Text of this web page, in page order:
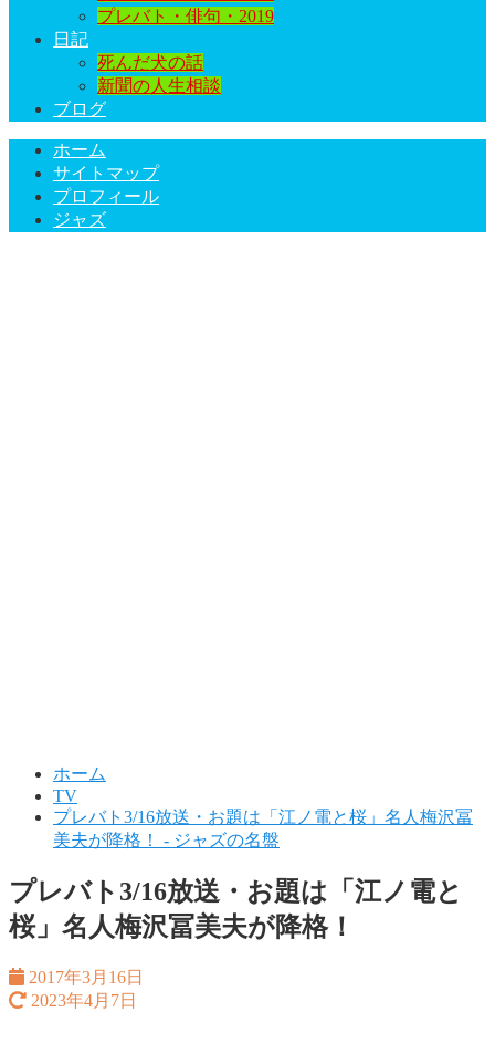
プレバト・俳句・2019
日記
死んだ犬の話
新聞の人生相談
ブログ
ホーム
サイトマップ
プロフィール
ジャズ
ホーム
TV
プレバト3/16放送・お題は「江ノ電と桜」名人梅沢冨
美夫が降格！ - ジャズの名盤
プレバト3/16放送・お題は「江ノ電と
桜」名人梅沢冨美夫が降格！
2017年3月16日
2023年4月7日